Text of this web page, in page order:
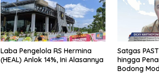
Laba Pengelola RS Hermina
(HEAL) Anlok 14%, Ini Alasannya
Satgas
hingga
Bodong